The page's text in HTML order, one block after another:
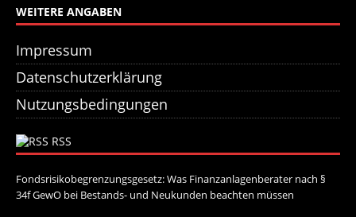
WEITERE ANGABEN
Impressum
Datenschutzerklärung
Nutzungsbedingungen
RSS
Fondsrisikobegrenzungsgesetz: Was Finanzanlagenberater nach §
34f GewO bei Bestands- und Neukunden beachten müssen